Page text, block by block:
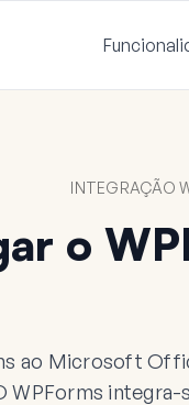
INTEGRAÇÃO
o
ao Microsoft
WPForms